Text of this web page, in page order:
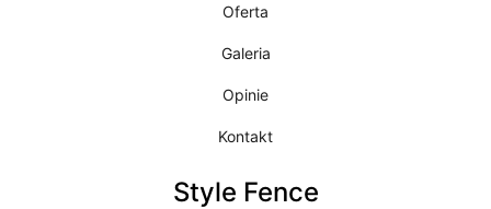
Oferta
Galeria
Opinie
Kontakt
Style Fence